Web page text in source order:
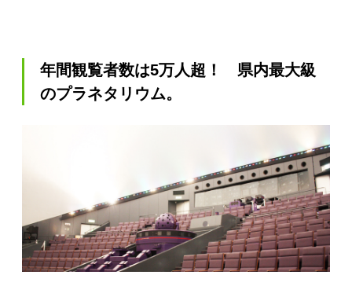
年間観覧者数は5万人超！ 県内最大級
のプラネタリウム。